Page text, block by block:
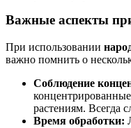
Важные аспекты
При использовании
важно помнить о
Соблюдение
растениям. Всегда
Время обработки: